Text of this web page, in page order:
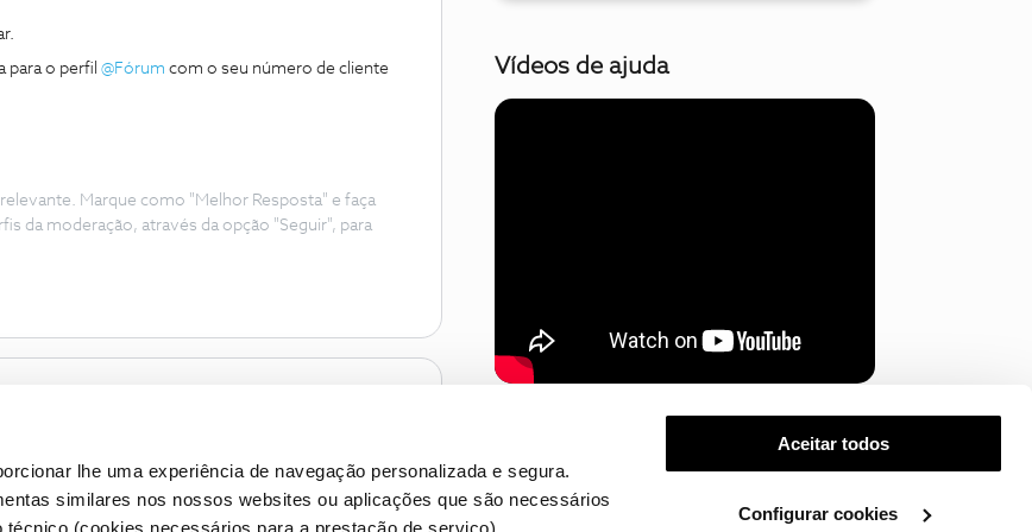
lhe uma experiência de navegação personalizada e segura.
similares nos nossos websites ou aplicações que são necessários
Aceitar todos
Configurar cookies
para o perfil @Fórum com o seu número de cliente
Marque como "Melhor Resposta" e faça
da moderação, através da opção "Seguir", para
Vídeos de ajuda